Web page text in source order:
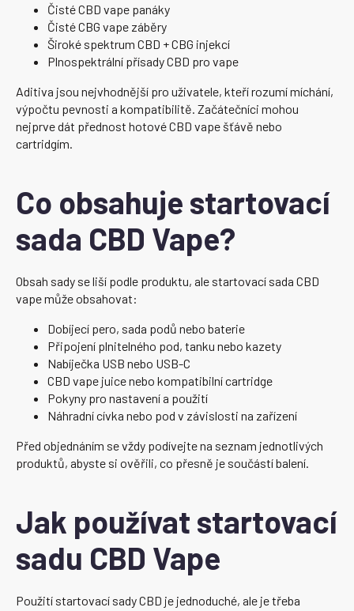
Čisté CBD vape panáky
Čisté CBG vape záběry
Široké spektrum CBD + CBG injekcí
Plnospektrální přísady CBD pro vape
Aditiva jsou nejvhodnější pro uživatele, kteří rozumí míchání,
výpočtu pevnosti a kompatibilitě. Začátečníci mohou
nejprve dát přednost hotové CBD vape šťávě nebo
cartridgím.
Co obsahuje startovací
sada CBD Vape?
Obsah sady se liší podle produktu, ale startovací sada CBD
vape může obsahovat:
Dobíjecí pero, sada podů nebo baterie
Připojení plnitelného pod, tanku nebo kazety
Nabíječka USB nebo USB-C
CBD vape juice nebo kompatibilní cartridge
Pokyny pro nastavení a použití
Náhradní cívka nebo pod v závislosti na zařízení
Před objednáním se vždy podívejte na seznam jednotlivých
produktů, abyste si ověřili, co přesně je součástí balení.
Jak používat startovací
sadu CBD Vape
Použití startovací sady CBD je jednoduché, ale je třeba